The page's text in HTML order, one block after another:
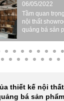
DỰ
ÁN
NHÀ
HÀNG
06/05/2022
Tầm quan
nội thất
quảng bá sản
thiết kế nội
bá sản phẩm